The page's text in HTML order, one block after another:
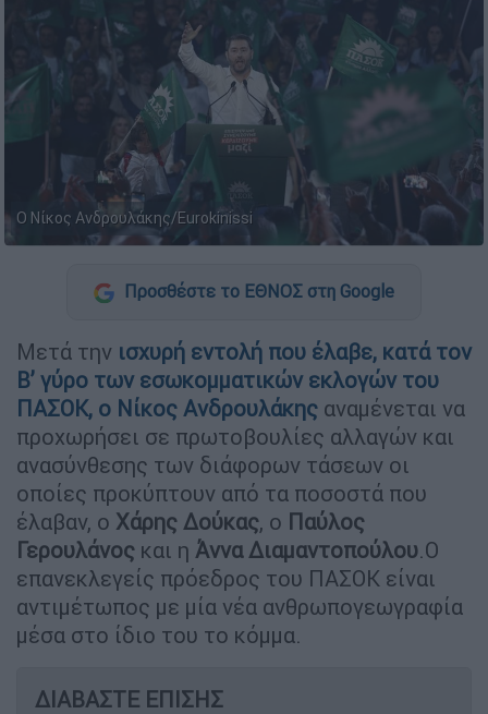
Ο Νίκος Ανδρουλάκης/Eurokinissi
Προσθέστε το ΕΘΝΟΣ στη Google
Μετά την ισχυρή εντολή που έλαβε, κατά τον
Β’ γύρο των εσωκομματικών εκλογών του
ΠΑΣΟΚ, ο Νίκος Ανδρουλάκης αναμένεται να
προχωρήσει σε πρωτοβουλίες αλλαγών και
ανασύνθεσης των διάφορων τάσεων οι
οποίες προκύπτουν από τα ποσοστά που
έλαβαν, ο Χάρης Δούκας, ο Παύλος
Γερουλάνος και η Άννα Διαμαντοπούλου.Ο
επανεκλεγείς πρόεδρος του ΠΑΣΟΚ είναι
αντιμέτωπος με μία νέα ανθρωπογεωγραφία
μέσα στο ίδιο του το κόμμα.
ΔΙΑΒΑΣΤΕ ΕΠΙΣΗΣ